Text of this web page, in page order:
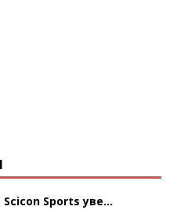
Sports уве...